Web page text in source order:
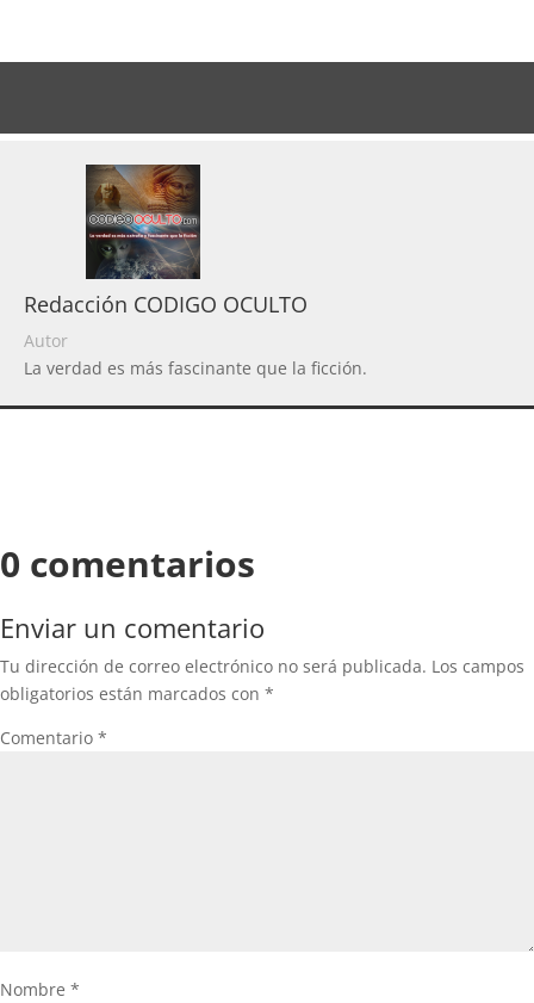
Redacción CODIGO OCULTO
Autor
La verdad es más fascinante que la ficción.
0 comentarios
Enviar un comentario
Tu dirección de correo electrónico no será publicada. Los campos
obligatorios están marcados con *
Comentario *
Nombre *